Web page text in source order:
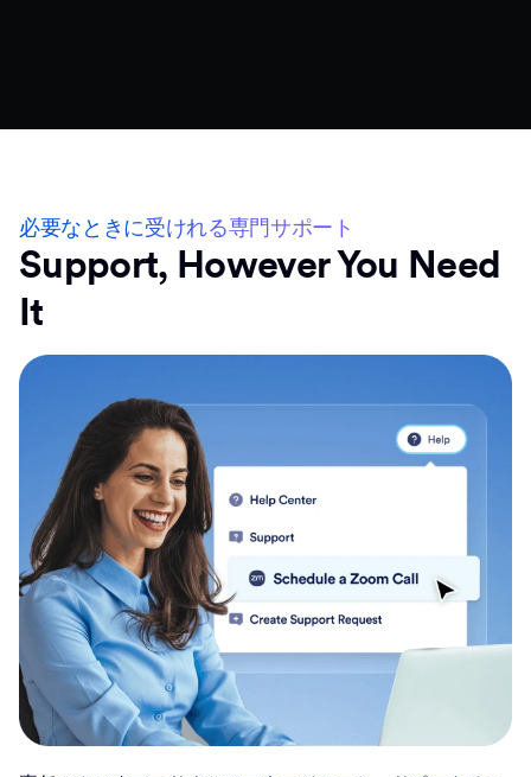
必要なときに受けれる専門サポート
Support, However You Need
It